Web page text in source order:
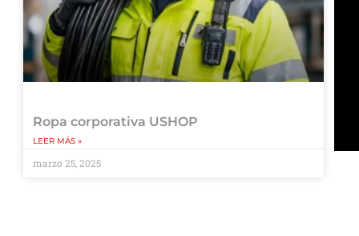
Ropa corporativa USHOP
LEER MÁS »
marzo 25, 2025